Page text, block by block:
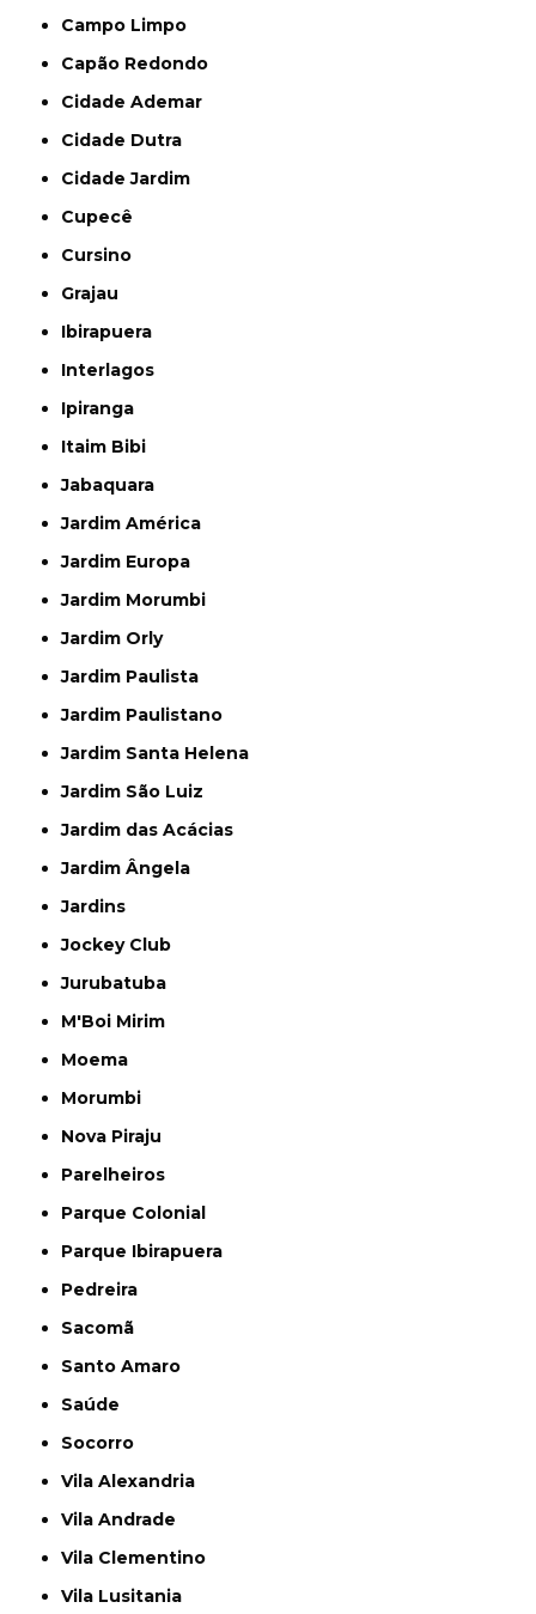
Campo Limpo
Capão Redondo
Cidade Ademar
Cidade Dutra
Cidade Jardim
Cupecê
Cursino
Grajau
Ibirapuera
Interlagos
Ipiranga
Itaim Bibi
Jabaquara
Jardim América
Jardim Europa
Jardim Morumbi
Jardim Orly
Jardim Paulista
Jardim Paulistano
Jardim Santa Helena
Jardim São Luiz
Jardim das Acácias
Jardim Ângela
Jardins
Jockey Club
Jurubatuba
M'Boi Mirim
Moema
Morumbi
Nova Piraju
Parelheiros
Parque Colonial
Parque Ibirapuera
Pedreira
Sacomã
Santo Amaro
Saúde
Socorro
Vila Alexandria
Vila Andrade
Vila Clementino
Vila Lusitania